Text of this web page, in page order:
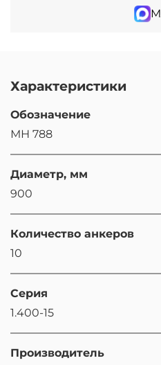
Характеристики
Обозначение
МН 788
Диаметр, мм
900
Количество анкеров
10
Серия
1.400-15
Производитель